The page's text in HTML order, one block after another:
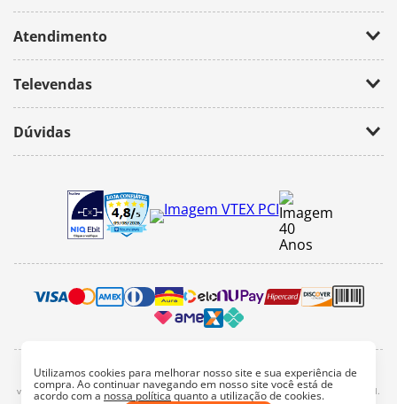
Utilizamos cookies para melhorar nosso site e sua experiência de
compra. Ao continuar navegando em nosso site você está de
acordo com a nossa políticaquanto a utilização de cookies.
Trabalhe Conosco
Política de Privacidade
Atendimento
Televendas
atendimento@bazarhorizonte.com.br
Segunda à Sexta das 09h00 às 17h00
Dúvidas
Meus Pedidos
Veja como é seguro comprar
Pedido mínimo
Trocas e devoluções
2022, bazar horizonte. Todos os direitos reservados - Fotos e Logotipos aqui
vinculados são de propriedade particular. É vetada a sua reprodução, total e parcial.